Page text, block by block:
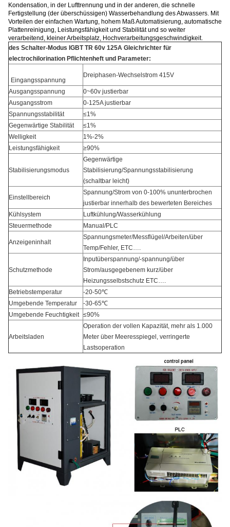
Kondensation, in der Lufttrennung und in der anderen, die schnelle
Fertigstellung (der überschüssigen) Wasserbehandlung des Abwassers. Mit
Vorteilen der einfachen Wartung, hohem Maß Automatisierung, automatische
Plattenreinigung, Leistungsfähigkeit und Stabilität und so weiter
verarbeitend, kleiner Arbeitsplatz, Hochverarbeitungsgeschwindigkeit.
des Schalter-Modus IGBT TR 60v 125A Gleichrichter für
electrochilorination Pflichtenheft und Parameter:
Eingangsspannung
Dreiphasen-Wechselstrom 415V
Ausgangsspannung
0~60v justierbar
Ausgangsstrom
0-125A justierbar
Spannungsstabilität
≤1%
Gegenwärtige Stabilität
≤1%
Welligkeit
1%-2%
Leistungsfähigkeit
≥90%
Stabilisierungsmodus
Gegenwärtige
Stabilisierung/Spannungsstabilisierung
(schaltbar leicht)
Einstellbereich
Spannung/Strom von 0-100% ununterbrochen
justierbar innerhalb des bewerteten Bereiches
Kühlsystem
Luftkühlung/Wasserkühlung
Steuermethode
Manual/PLC
Anzeigeninhalt
Spannungsmeter/Messflügel/Arbeiten/über
Temp/Fehler, ETC….
Schutzmethode
Inputüberspannung/-spannung/über
Strom/ausgegebenem kurz/über
Heizungsselbstschutz ETC….
Betriebstemperatur
-20-50℃
Umgebende Temperatur
-30-65℃
Umgebende Feuchtigkeit ≤90%
Arbeitsladen
Operation der vollen Kapazität, mehr als 1.000
Meter über Meeresspiegel, verringerte
Lastsoperation